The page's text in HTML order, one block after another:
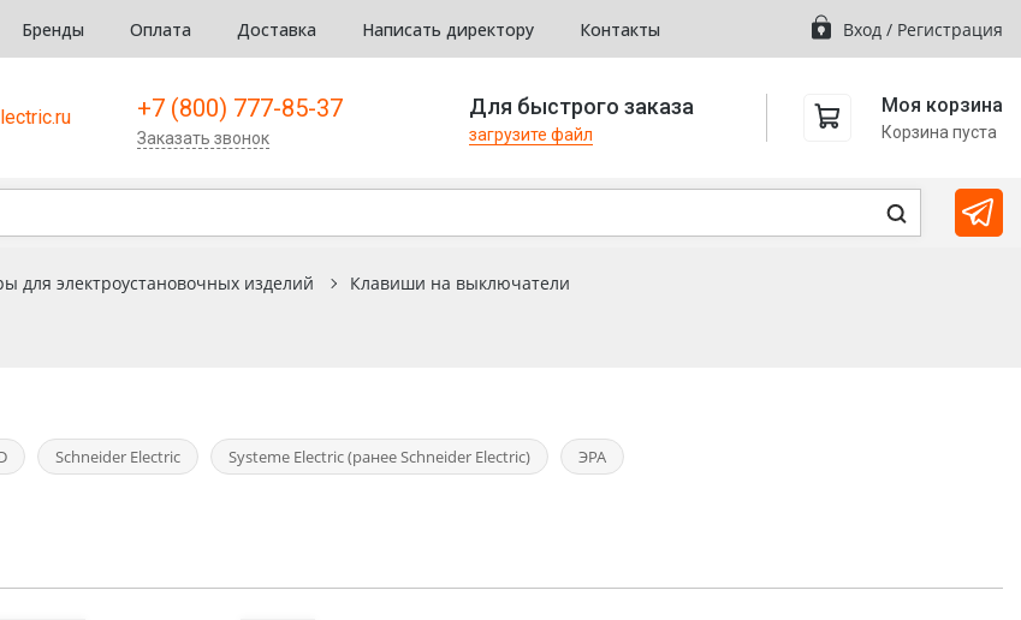
Бренды Оплата Доставка Написать директору Контакты Вход / Регистрация
+7 (800) 777-85-37
Заказать звонок
Для быстрого заказа
загрузите файл
Моя корзина
Корзина пуста
для электроустановочных изделий Клавиши на выключатели
Schneider Electric Systeme Electric (ранее Schneider Electric) ЭРА